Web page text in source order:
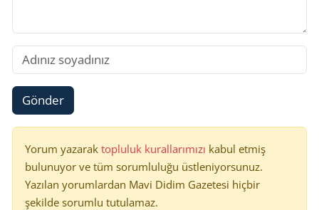
Gönder
Yorum yazarak topluluk kurallarımızı kabul etmiş
bulunuyor ve tüm sorumluluğu üstleniyorsunuz.
Yazılan yorumlardan Mavi Didim Gazetesi hiçbir
şekilde sorumlu tutulamaz.